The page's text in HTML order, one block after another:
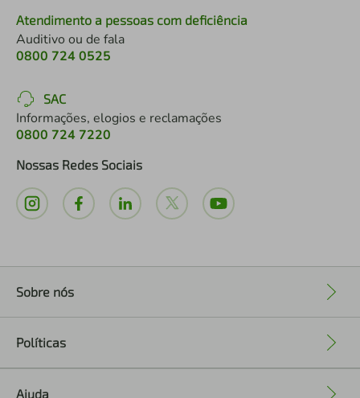
Atendimento a pessoas com deficiência
Auditivo ou de fala
0800 724 0525
SAC
Informações, elogios e reclamações
0800 724 7220
Nossas Redes Sociais
Sobre nós
Políticas
Ajuda